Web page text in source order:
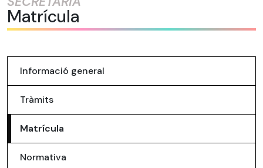
Matrícula
Informació general
Tràmits
Matrícula
Normativa